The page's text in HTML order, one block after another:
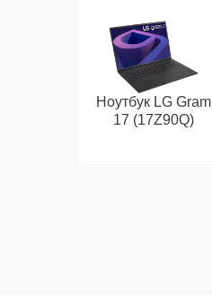
Ноутбук LG Gram
17 (17Z90Q)